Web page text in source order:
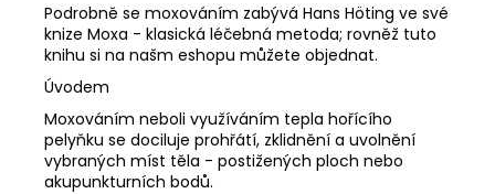
Podrobně se moxováním zabývá Hans Höting ve své
knize Moxa - klasická léčebná metoda; rovněž tuto
knihu si na našm eshopu můžete objednat.
Úvodem
Moxováním neboli využíváním tepla hořícího
pelyňku se dociluje prohřátí, zklidnění a uvolnění
vybraných míst těla - postižených ploch nebo
akupunkturních bodů.